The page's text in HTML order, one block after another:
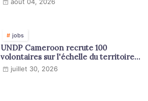
jobs
UNDP Cameroon recrute 100
volontaires sur l'échelle du territoire
national
juillet 30, 2026